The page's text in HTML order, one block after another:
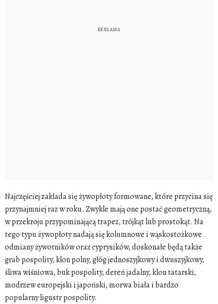
Najczęściej zakłada się żywopłoty formowane, które przycina się
przynajmniej raz w roku. Zwykle mają one postać geometryczną,
w przekroju przypominającą trapez, trójkąt lub prostokąt. Na
tego typu żywopłoty nadają się kolumnowe i wąskostożkowe
odmiany żywotników oraz cyprysików, doskonałe będą także
grab pospolity, klon polny, głóg jednoszyjkowy i dwuszyjkowy,
śliwa wiśniowa, buk pospolity, dereń jadalny, klon tatarski,
modrzew europejski i japoński, morwa biała i bardzo
popularny ligustr pospolity.